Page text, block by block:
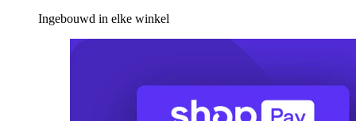
Ingebouwd in elke winkel